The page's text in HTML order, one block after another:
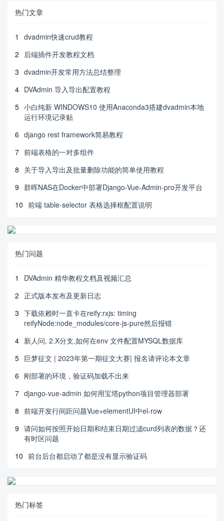
热门文章
1
dvadmin快速crud教程
2 后端插件开发教程文档
3 dvadmin开发常用方法总结整理
4 DVAdmin 导入导出配置教程
5 小白纯新 WINDOWS10 使用Anaconda3搭建dvadmin本地
运行环境记录贴
6 django rest framework简易教程
7 前端表格的一对多组件
8 关于导入导出及批量删除功能的简单使用教程
9 群晖NAS在Docker中部署Django-Vue-Admin-pro开发平台
10 前端 table-selector 表格选择框配置说明
热门问题
1
DVAdmin 精华教程文档及视频汇总
2 正式版本发布及更新日志
3 下载依赖时一直卡在reify:rxjs: timing
reifyNode:node_modules/core-js-pure然后报错
4 新人问, 2.X分支,如何在env 文件配置MYSQL数据库
5 巨梦征文 | 2023年第一期征文大赛| 报名请评论本文章
6 刚部署的环境，验证码加载不出来
7 django-vue-admin 如何用宝塔python项目管理器部署
8 前端开发行间距问题Vue+elementUI中el-row
9 请问如何按照开始日期和结束日期过滤curd列表的数据？还
有时区问题
10 前台后台都启动了都是没有显示验证码
热门标签